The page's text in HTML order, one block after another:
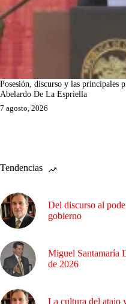
Posesión, discurso y las principales
Abelardo De La Espriella
7 agosto, 2026
Tendencias
Del discurso al
gobierno
Miguel Santamaría
de 2026
La cultura del atajo